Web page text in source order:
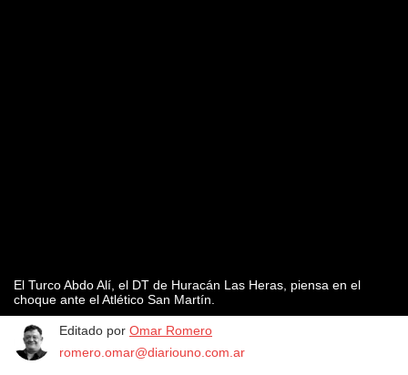
El Turco Abdo Alí, el DT de Huracán Las Heras, piensa en el
choque ante el Atlético San Martín.
Editado por Omar Romero
romero.omar@diariouno.com.ar